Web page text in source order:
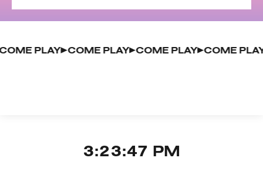
COME PLAY COME PLAY COME PLAY COME
3:23:47 PM